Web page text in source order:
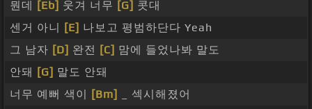
뭔데 [Eb] 웃겨 너무 [G] 콧대
센거 아니
[E] 나보고 평범하단다 Yeah
그 남자 [D] 완전 [C] 맘에 들었나봐 말도
안돼
[G] 말도 안돼
너무 예뻐 색이
[Bm]
_ 섹시해졌어